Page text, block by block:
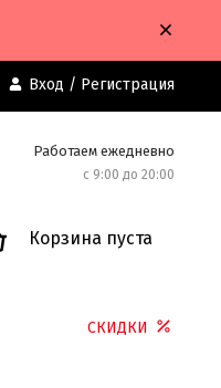
Вход / Регистрация
Работаем ежедневно
с 9:00 до 20:00
Корзина пуста
СКИДКИ